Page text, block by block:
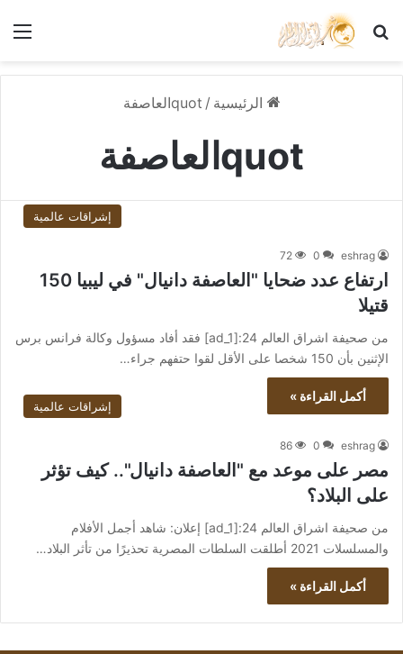
بحث عن
الرئيسية / quotالعاصفة
quotالعاصفة
إشراقات عالمية
eshrag
0
72
ارتفاع عدد ضحايا "العاصفة دانيال" في ليبيا 150
قتيلا
من صحيفة اشراق العالم 24:[ad_1] فقد أفاد مسؤول وكالة فرانس برس
الإثنين بأن 150 شخصا على الأقل لقوا حتفهم جراء…
أكمل القراءة »
إشراقات عالمية
eshrag
0
86
مصر على موعد مع "العاصفة دانيال".. كيف تؤثر
على البلاد؟
من صحيفة اشراق العالم 24:[ad_1] إعلان: شاهد أجمل الأفلام
والمسلسلات 2021 أطلقت السلطات المصرية تحذيرًا من تأثر البلاد…
أكمل القراءة »